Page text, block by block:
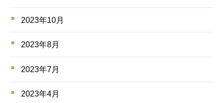
2023年10月
2023年8月
2023年7月
2023年4月